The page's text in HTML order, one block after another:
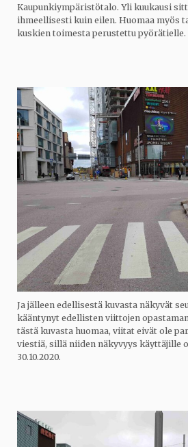
Kaupunkiympäristötalo. Yli kuukausi
ihmeellisesti kuin eilen. Huomaa myös
kuskien toimesta perustettu pyörätielle.
Ja jälleen edellisestä kuvasta näkyvät
kääntynyt edellisten viittojen
tästä kuvasta huomaa, viitat eivät ole
viestiä, sillä niiden näkyvyys käyttäjille
30.10.2020.